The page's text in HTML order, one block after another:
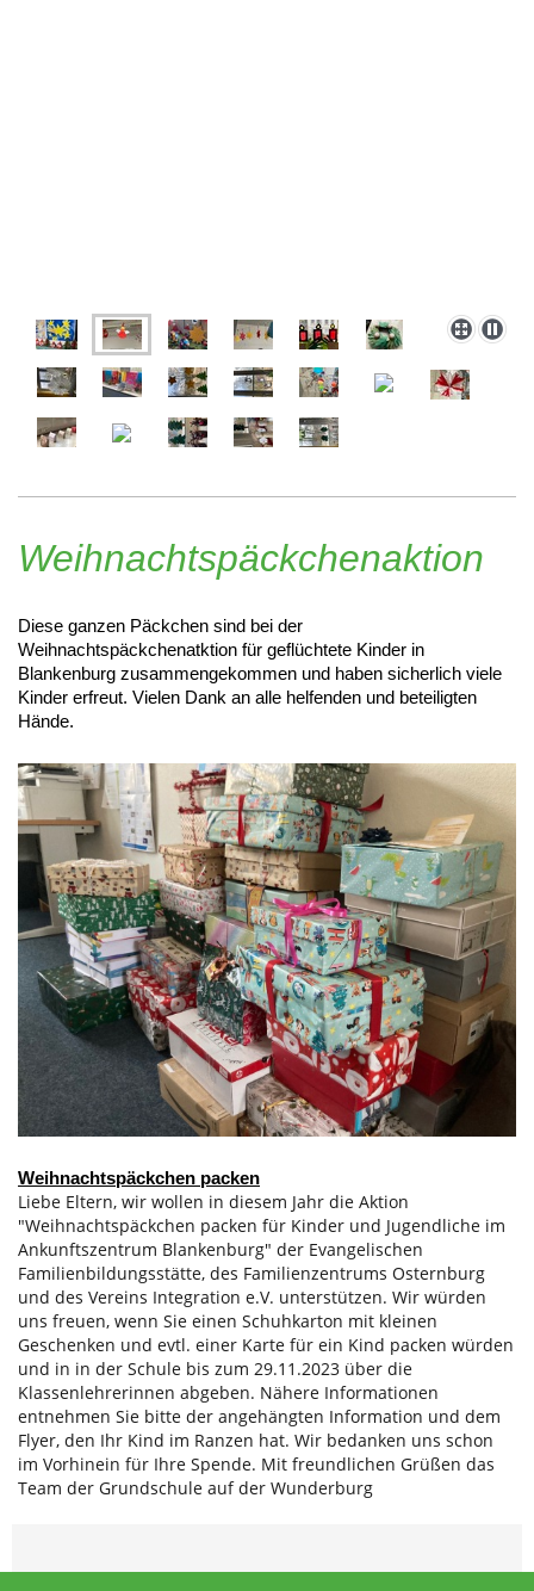
Weihnachtspäckchenaktion
Diese ganzen Päckchen sind bei der
Weihnachtspäckchenatktion für geflüchtete Kinder in
Blankenburg zusammengekommen und haben sicherlich viele
Kinder erfreut. Vielen Dank an alle helfenden und beteiligten
Hände.
Weihnachtspäckchen packen
Liebe Eltern, wir wollen in diesem Jahr die Aktion
"Weihnachtspäckchen packen für Kinder und Jugendliche im
Ankunftszentrum Blankenburg" der Evangelischen
Familienbildungsstätte, des Familienzentrums Osternburg
und des Vereins Integration e.V. unterstützen. Wir würden
uns freuen, wenn Sie einen Schuhkarton mit kleinen
Geschenken und evtl. einer Karte für ein Kind packen würden
und in in der Schule bis zum 29.11.2023 über die
Klassenlehrerinnen abgeben. Nähere Informationen
entnehmen Sie bitte der angehängten Information und dem
Flyer, den Ihr Kind im Ranzen hat. Wir bedanken uns schon
im Vorhinein für Ihre Spende. Mit freundlichen Grüßen das
Team der Grundschule auf der Wunderburg